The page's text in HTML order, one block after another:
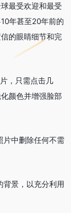
最受欢迎和最受
年甚至20年前的
的眼睛细节和完
，只需点击几
颜色并增强脸部
片中删除任何不需
背景，以充分利用